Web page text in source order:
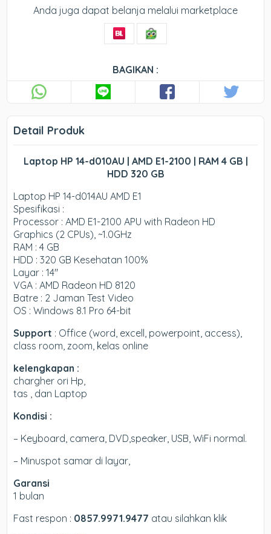
Anda juga dapat belanja melalui marketplace
BAGIKAN :
Detail Produk
Laptop HP 14-d010AU | AMD E1-2100 | RAM 4 GB |
HDD 320 GB
Laptop HP 14-d014AU AMD E1
Spesifikasi :
Processor : AMD E1-2100 APU with Radeon HD
Graphics (2 CPUs), ~1.0GHz
RAM : 4 GB
HDD : 320 GB Kesehatan 100%
Layar : 14″
VGA : AMD Radeon HD 8120
Batre : 2 Jaman Test Video
OS : Windows 8.1 Pro 64-bit
Support : Office (word, excell, powerpoint, access),
class room, zoom, kelas online
kelengkapan :
chargher ori Hp,
tas , dan Laptop
Kondisi :
– Keyboard, camera, DVD,speaker, USB, WiFi normal.
– Minuspot samar di layar,
Garansi
1 bulan
Fast respon : 0857.9971.9477 atau silahkan klik